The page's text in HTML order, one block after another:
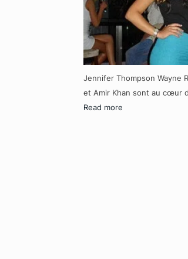
Jennifer Thompson Wayne
et Amir Khan sont au cœur
Read more